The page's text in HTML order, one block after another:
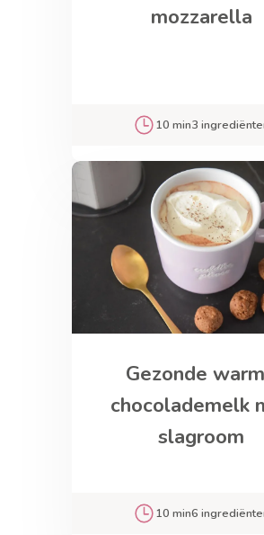
mozzarella
10 min3
Gezonde
chocolademelk
slagroom
10 min6